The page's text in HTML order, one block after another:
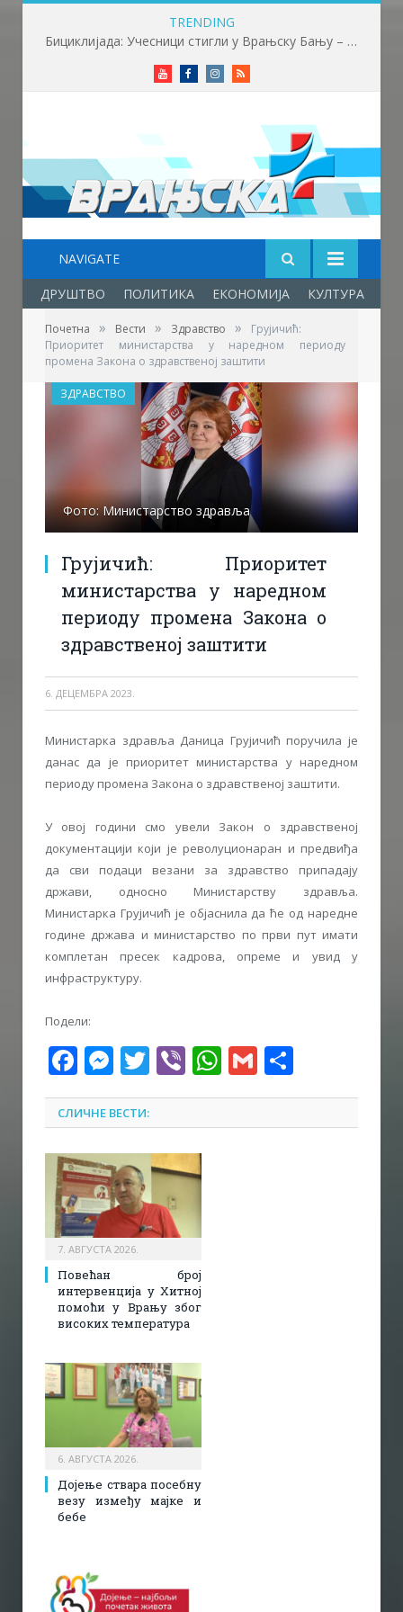
TRENDING
Бициклијада: Учесници стигли у Врањску Бању – почела трка до бране Првонек
YoutubeFacebookInstagram
RSS
NAVIGATE
ДРУШТВО ПОЛИТИКА ЕКОНОМИЈА КУЛТУРА
Почетна » Вести » Здравство »
Грујичић:
Приоритет министарства у наредном периоду
промена Закона о здравственој заштити
Фото: Министарство здравља
Грујичић: Приоритет
министарства у наредном
периоду промена Закона о
здравственој заштити
6. ДЕЦЕМБРА 2023.
ЗДРАВСТВО
Министарка здравља Даница Грујичић поручила је
данас да је приоритет министарства у наредном
периоду промена Закона о здравственој заштити.
У овој години смо увели Закон о здравственој
документацији који је револуционаран и предвиђа
да сви подаци везани за здравство припадају
држави, односно Министарству здравља.
Министарка Грујичић је објаснила да ће од наредне
године држава и министарство по први пут имати
комплетан пресек кадрова, опреме и увид у
инфраструктуру.
Подели:
Facebook
Messenger
Twitter
ViberWhatsApp
Gmail
СЛИЧНЕ ВЕСТИ:
7. АВГУСТА 2026.
Повећан број
интервенција у Хитној
помоћи у Врању због
високих температура
6. АВГУСТА 2026.
Дојење ствара посебну
везу између мајке и
бебе